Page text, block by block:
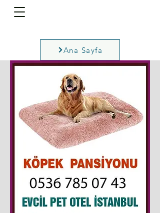
Ana Sayfa